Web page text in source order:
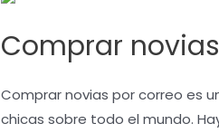
Comprar
Comprar novias por correo es
chicas sobre todo el mundo.